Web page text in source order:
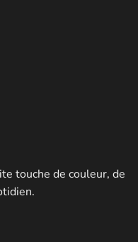
touche de couleur, de